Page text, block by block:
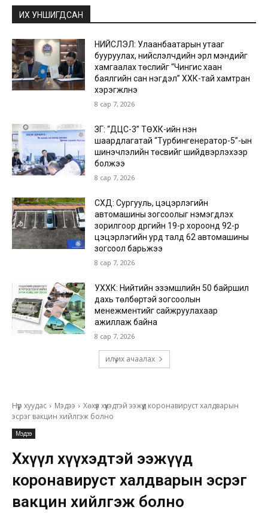
ИХ УНШИГДСАН
НИЙСЛЭЛ: Улаанбаатарын утааг
бууруулах, нийслэлчүүдийн эрүүл мэндийг
хамгаалах төслийг “Чингис хаан
баялгийн сан нэгдэл” ХХК-тай хамтран
хэрэгжүүлнэ
8 сар 7, 2026
ЗГ: “ДЦС-3” ТӨХК-ийн нэн
шаардлагатай “Турбингенератор-5”-ын
шинэчлэлийн төсвийг шийдвэрлэхээр
болжээ
8 сар 7, 2026
СХД: Сургууль, цэцэрлэгийн
автомашины зогсоолыг нэмэгдүүлэх
зорилгоор дүүргийн 19-р хороонд 92-р
цэцэрлэгийн урд талд 62 автомашины
зогсоол барьжээ
8 сар 7, 2026
УХХК: Нийтийн эзэмшлийн 50 байршил
дахь төлбөртэй зогсоолын
менежментийг сайжруулахаар
ажиллаж байна
8 сар 7, 2026
илүү их ачаалах